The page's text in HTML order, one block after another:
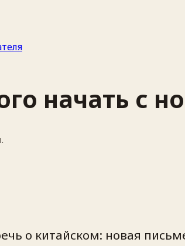
начать с
о китайском: новая